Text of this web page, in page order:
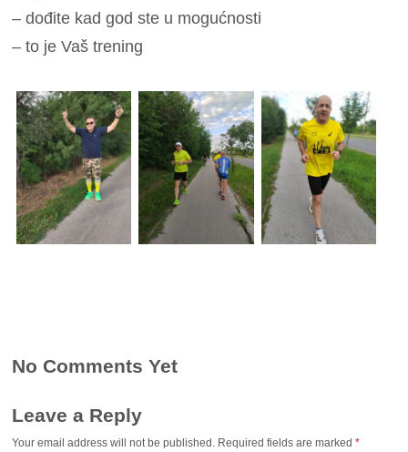
– dođite kad god ste u mogućnosti
– to je Vaš trening
No Comments Yet
Leave a Reply
Your email address will not be published. Required fields are marked*